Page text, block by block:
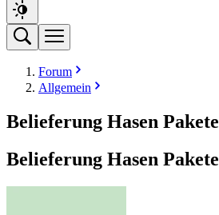
Forum
Allgemein
Belieferung Hasen Pakete
Belieferung Hasen Pakete